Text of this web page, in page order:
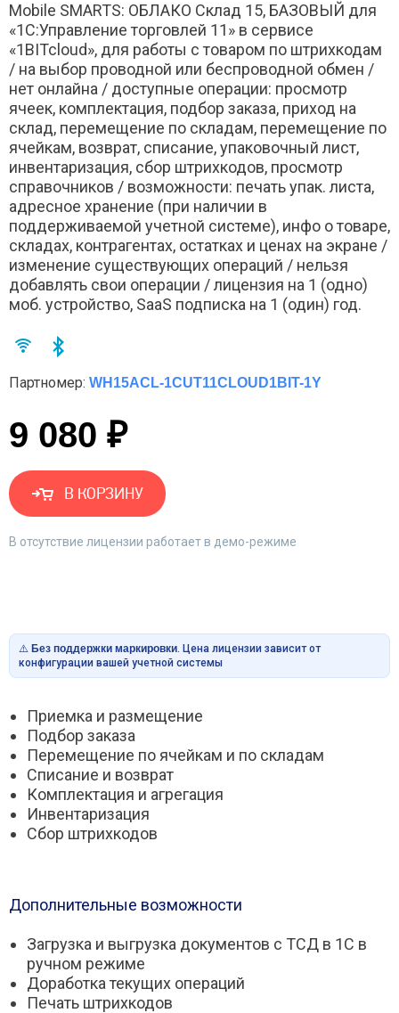
Mobile SMARTS: ОБЛАКО Склад 15, БАЗОВЫЙ для
«1С:Управление торговлей 11» в сервисе
«1BITcloud», для работы с товаром по штрихкодам
/ на выбор проводной или беспроводной обмен /
нет онлайна / доступные операции: просмотр
ячеек, комплектация, подбор заказа, приход на
склад, перемещение по складам, перемещение по
ячейкам, возврат, списание, упаковочный лист,
инвентаризация, сбор штрихкодов, просмотр
справочников / возможности: печать упак. листа,
адресное хранение (при наличии в
поддерживаемой учетной системе), инфо о товаре,
складах, контрагентах, остатках и ценах на экране /
изменение существующих операций / нельзя
добавлять свои операции / лицензия на 1 (одно)
моб. устройство, SaaS подписка на 1 (один) год.
Партномер: WH15ACL-1CUT11CLOUD1BIT-1Y
9 080 ₽
В КОРЗИНУ
В отсутствие лицензии работает в демо-режиме
⚠️ Без поддержки маркировки. Цена лицензии зависит от
конфигурации вашей учетной системы
Приемка и размещение
Подбор заказа
Перемещение по ячейкам и по складам
Списание и возврат
Комплектация и агрегация
Инвентаризация
Сбор штрихкодов
Дополнительные возможности
Загрузка и выгрузка документов с ТСД в 1С в
ручном режиме
Доработка текущих операций
Печать штрихкодов